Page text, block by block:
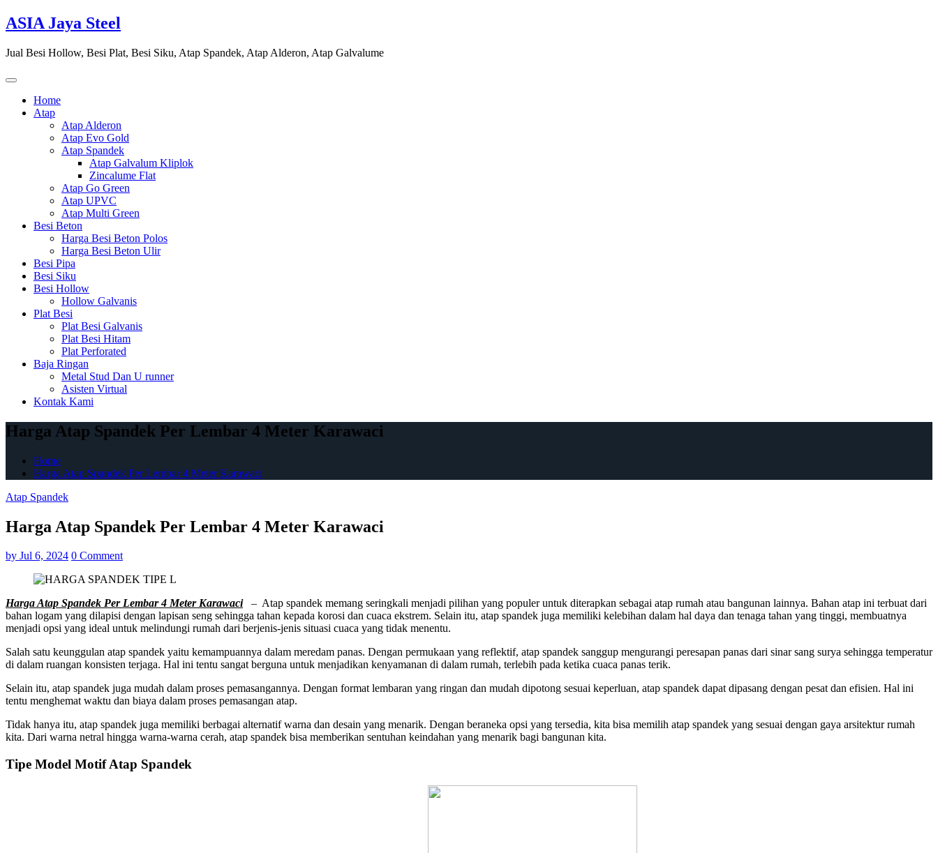
Skip
to
ASIA Jaya Steel
Jual Besi Hollow, Besi Plat, Besi Siku, Atap Spandek, Atap Alderon, Atap Galvalume
Home
Atap
Atap Alderon
Atap Evo Gold
Atap Spandek
Atap Galvalum Kliplok
Zincalume Flat
Atap Go Green
Atap UPVC
Atap Multi Green
Besi Beton
Harga Besi Beton Polos
Harga Besi Beton Ulir
Besi Pipa
Besi Siku
Besi Hollow
Hollow Galvanis
Plat Besi
Plat Besi Galvanis
Plat Besi Hitam
Plat Perforated
Baja Ringan
Metal Stud Dan U runner
Asisten Virtual
Kontak Kami
Harga Atap Spandek Per Lembar 4 Meter Karawaci
Home
Harga Atap Spandek Per Lembar 4 Meter Karawaci
Atap Spandek
Harga Atap Spandek Per Lembar 4 Meter Karawaci
by Jul 6, 2024 0 Comment
Harga Atap Spandek Per Lembar 4 Meter Karawaci– Atap spandek memang seringkali menjadi pilihan yang populer untuk diterapkan sebagai atap rumah atau bangunan lainnya. Bahan atap ini terbuat dari
bahan logam yang dilapisi dengan lapisan seng sehingga tahan kepada korosi dan cuaca ekstrem. Selain itu, atap spandek juga memiliki kelebihan dalam hal daya dan tenaga tahan yang tinggi, membuatnya
menjadi opsi yang ideal untuk melindungi rumah dari berjenis-jenis situasi cuaca yang tidak menentu.
Salah satu keunggulan atap spandek yaitu kemampuannya dalam meredam panas. Dengan permukaan yang reflektif, atap spandek sanggup mengurangi peresapan panas dari sinar sang surya sehingga temperatur
di dalam ruangan konsisten terjaga. Hal ini tentu sangat berguna untuk menjadikan kenyamanan di dalam rumah, terlebih pada ketika cuaca panas terik.
Selain itu, atap spandek juga mudah dalam proses pemasangannya. Dengan format lembaran yang ringan dan mudah dipotong sesuai keperluan, atap spandek dapat dipasang dengan pesat dan efisien. Hal ini
tentu menghemat waktu dan biaya dalam proses pemasangan atap.
Tidak hanya itu, atap spandek juga memiliki berbagai alternatif warna dan desain yang menarik. Dengan beraneka opsi yang tersedia, kita bisa memilih atap spandek yang sesuai dengan gaya arsitektur rumah
kita. Dari warna netral hingga warna-warna cerah, atap spandek bisa memberikan sentuhan keindahan yang menarik bagi bangunan kita.
Tipe Model Motif Atap Spandek